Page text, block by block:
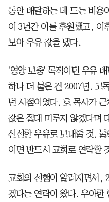
동안 배달하는 데 드는 비용
이 3년간 이를 후원했고, 이
모아 우유 값을 댔다.
'영양 보충' 목적이던 우유
하나 더 붙은 건 2007년. 고
던 시점이었다. 호 목사가
값은 절대 미루지 않겠다며
신선한 우유로 보내줄 것.
이면 반드시 교회로 연락할
교회의 선행이 알려지면서,
겠다는 연락이 왔다. 우아한